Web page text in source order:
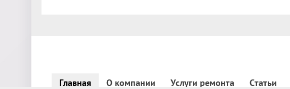
Главная О компании Услуги ремонта Статьи